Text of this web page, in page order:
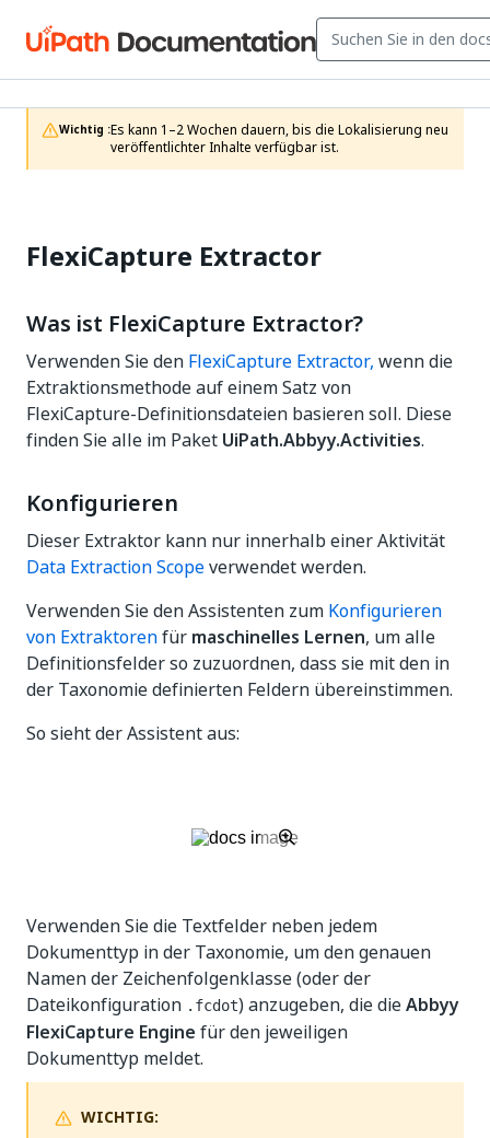
Wichtig :Es kann 1–2 Wochen dauern, bis die Lokalisierung neu
veröffentlichter Inhalte verfügbar ist.
FlexiCapture Extractor
Was ist FlexiCapture Extractor?
Verwenden Sie den FlexiCapture Extractor, wenn die
Extraktionsmethode auf einem Satz von
FlexiCapture-Definitionsdateien basieren soll. Diese
finden Sie alle im Paket UiPath.Abbyy.Activities.
Konfigurieren
Dieser Extraktor kann nur innerhalb einer Aktivität
Data Extraction Scopeverwendet werden.
Verwenden Sie den Assistenten zum Konfigurieren
von Extraktorenfür maschinelles Lernen, um alle
Definitionsfelder so zuzuordnen, dass sie mit den in
der Taxonomie definierten Feldern übereinstimmen.
So sieht der Assistent aus:
Verwenden Sie die Textfelder neben jedem
Dokumenttyp in der Taxonomie, um den genauen
Namen der Zeichenfolgenklasse (oder der
Dateikonfiguration .fcdot) anzugeben, die dieAbbyy
FlexiCapture Engine für den jeweiligen
Dokumenttyp meldet.
WICHTIG: